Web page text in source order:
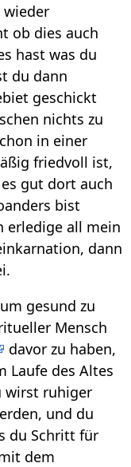
wieder
ob dies auch
hast was du
du dann
geschickt
nichts zu
in einer
friedvoll ist,
gut dort auch
bist
erledige all mein
dann
gesund zu
Mensch
davor zu haben,
Laufe des Altes
wirst ruhiger
und du
du Schritt für
dem